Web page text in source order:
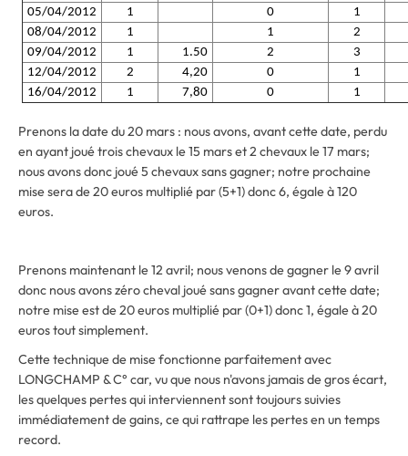
05/04/2012
1 0
1
08/04/2012
1 1
2
09/04/2012
1 1.50 2
3
12/04/2012
2 4,20 0
1
16/04/2012
1 7,80 0 1
Prenons la date du 20 mars : nous avons, avant cette date, perdu
en ayant joué trois chevaux le 15 mars et 2 chevaux le 17 mars;
nous avons donc joué 5 chevaux sans gagner; notre prochaine
mise sera de 20 euros multiplié par (5+1) donc 6, égale à 120
euros.
Prenons maintenant le 12 avril; nous venons de gagner le 9 avril
donc nous avons zéro cheval joué sans gagner avant cette date;
notre mise est de 20 euros multiplié par (0+1) donc 1, égale à 20
euros tout simplement.
Cette technique de mise fonctionne parfaitement avec
LONGCHAMP & C° car, vu que nous n'avons jamais de gros écart,
les quelques pertes qui interviennent sont toujours suivies
immédiatement de gains, ce qui rattrape les pertes en un temps
record.